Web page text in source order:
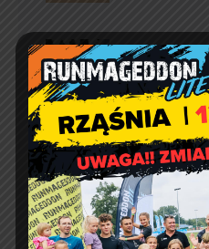
Artur Ruka
Relacja z
w
Kontakt